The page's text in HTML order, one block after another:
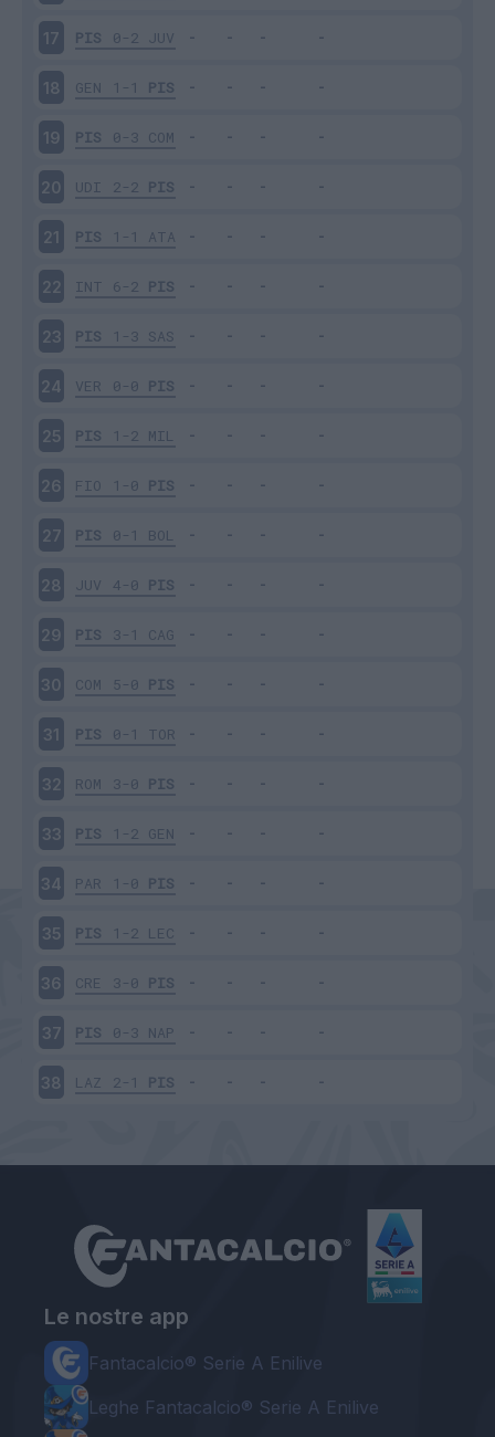
17 PIS 0-2 JUV
18 GEN 1-1 PIS
19 PIS 0-3 COM
20 UDI 2-2 PIS
21 PIS 1-1 ATA
22 INT 6-2 PIS
23 PIS 1-3 SAS
24 VER 0-0 PIS
25 PIS 1-2 MIL
26 FIO 1-0 PIS
27 PIS 0-1 BOL
28 JUV 4-0 PIS
29 PIS 3-1 CAG
30 COM 5-0 PIS
31 PIS 0-1 TOR
32 ROM 3-0 PIS
33 PIS 1-2 GEN
34 PAR 1-0 PIS
35 PIS 1-2 LEC
36 CRE 3-0 PIS
37 PIS 0-3 NAP
38 LAZ 2-1 PIS
Le nostre app
Fantacalcio® Serie A Enilive
Leghe Fantacalcio® Serie A Enilive